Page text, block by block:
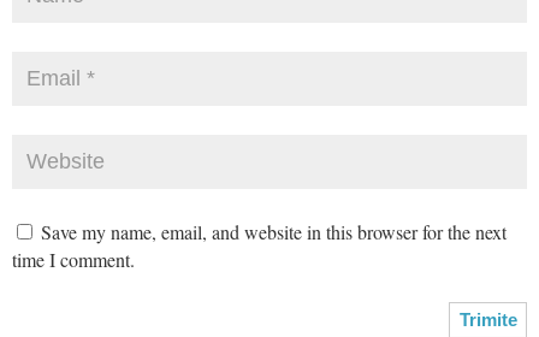
Save my name, email, and website in this browser for the next
time I comment.